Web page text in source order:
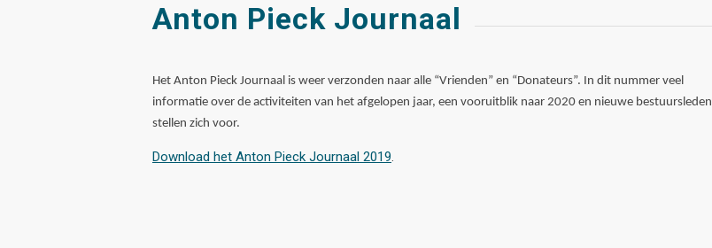
Anton Pieck Journaal
Het Anton Pieck Journaal is weer verzonden naar alle “Vrienden” en “Donateurs”. In dit nummer veel
informatie over de activiteiten van het afgelopen jaar, een vooruitblik naar 2020 en nieuwe bestuursleden
stellen zich voor.
Download het Anton Pieck Journaal 2019.